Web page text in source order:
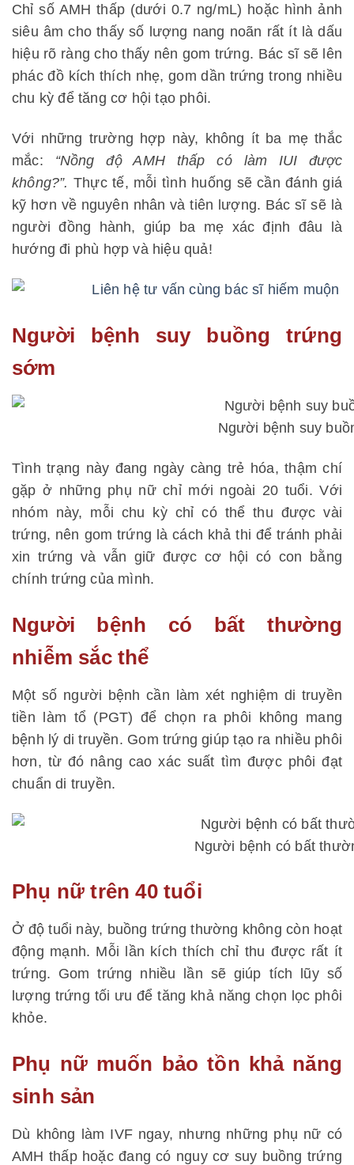
Chỉ số AMH thấp (dưới 0.7 ng/mL) hoặc hình ảnh
siêu âm cho thấy số lượng nang noãn rất ít là dấu
hiệu rõ ràng cho thấy nên gom trứng. Bác sĩ sẽ lên
phác đồ kích thích nhẹ, gom dần trứng trong nhiều
chu kỳ để tăng cơ hội tạo phôi.
Với những trường hợp này, không ít ba mẹ thắc
mắc: “Nồng độ AMH thấp có làm IUI được
không?”. Thực tế, mỗi tình huống sẽ cần đánh giá
kỹ hơn về nguyên nhân và tiên lượng. Bác sĩ sẽ là
người đồng hành, giúp ba mẹ xác định đâu là
hướng đi phù hợp và hiệu quả!
Người bệnh suy buồng trứng
sớm
Người bệnh suy
Tình trạng này đang ngày càng trẻ hóa, thậm chí
gặp ở những phụ nữ chỉ mới ngoài 20 tuổi. Với
nhóm này, mỗi chu kỳ chỉ có thể thu được vài
trứng, nên gom trứng là cách khả thi để tránh phải
xin trứng và vẫn giữ được cơ hội có con bằng
chính trứng của mình.
Người bệnh có bất thường
nhiễm sắc thể
Một số người bệnh cần làm xét nghiệm di truyền
tiền làm tổ (PGT) để chọn ra phôi không mang
bệnh lý di truyền. Gom trứng giúp tạo ra nhiều phôi
hơn, từ đó nâng cao xác suất tìm được phôi đạt
chuẩn di truyền.
Người bệnh có bất
Phụ nữ trên 40 tuổi
Ở độ tuổi này, buồng trứng thường không còn hoạt
động mạnh. Mỗi lần kích thích chỉ thu được rất ít
trứng. Gom trứng nhiều lần sẽ giúp tích lũy số
lượng trứng tối ưu để tăng khả năng chọn lọc phôi
khỏe.
Phụ nữ muốn bảo tồn khả năng
sinh sản
Dù không làm IVF ngay, nhưng những phụ nữ có
AMH thấp hoặc đang có nguy cơ suy buồng trứng